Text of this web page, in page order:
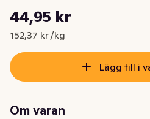
Nuvarande pris är: 44,95 kr
44,95 kr
152,37 kr /kg
Styckpris: 152,37 kr /kg
Lägg till i
Om varan